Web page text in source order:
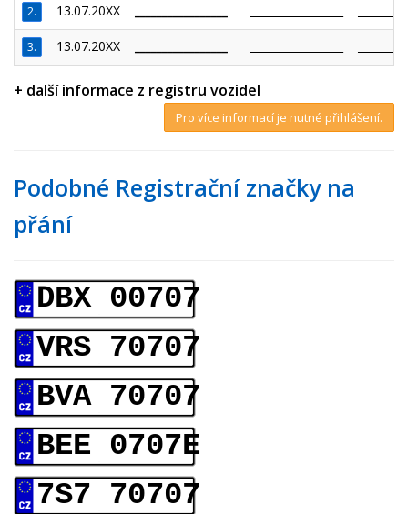
2. 13.07.20XX
3. 13.07.20XX
+ další informace z registru vozidel
Pro více informací je nutné přihlášení.
Podobné Registrační značky na
přání
DBX 00707
VRS 70707
BVA 70707
BEE 0707E
7S7 70707